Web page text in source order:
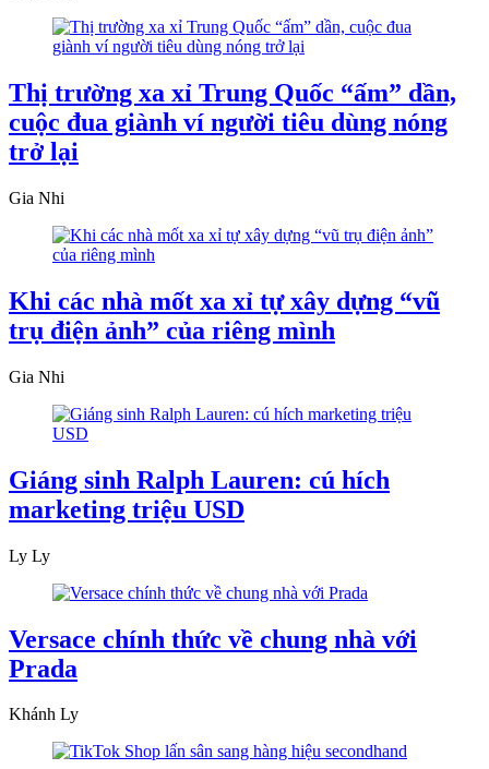
Thị trường xa xỉ Trung Quốc “ấm” dần,
cuộc đua giành ví người tiêu dùng nóng
trở lại
Gia Nhi
Khi các nhà mốt xa xỉ tự xây dựng “vũ
trụ điện ảnh” của riêng mình
Gia Nhi
Giáng sinh Ralph Lauren: cú hích
marketing triệu USD
Ly Ly
Versace chính thức về chung nhà với
Prada
Khánh Ly